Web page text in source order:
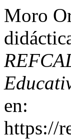
Moro
en:
https://